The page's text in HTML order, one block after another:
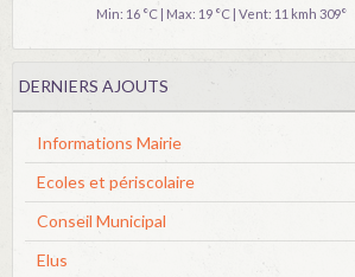
Min: 16 °C | Max: 19 °C | Vent: 11 kmh 309°
DERNIERS AJOUTS
Informations Mairie
Ecoles et périscolaire
Conseil Municipal
Elus